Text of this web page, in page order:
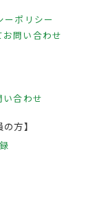
ーポリシー
お問い合わせ
い合わせ
方】